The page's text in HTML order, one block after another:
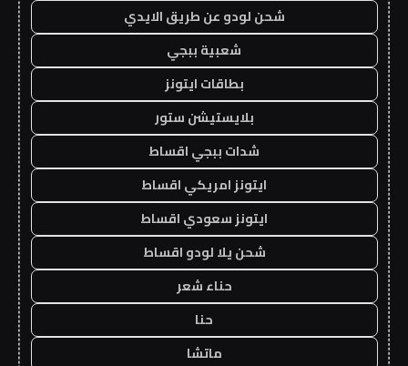
شحن لودو عن طريق الايدي
شعبية ببجي
بطاقات ايتونز
بلايستيشن ستور
شدات ببجي اقساط
ايتونز امريكي اقساط
ايتونز سعودي اقساط
شحن يلا لودو اقساط
حناء شعر
حنا
ماتشا